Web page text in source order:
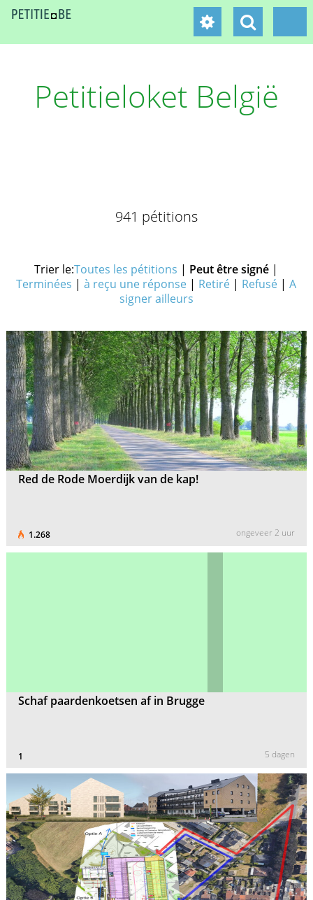
Petitieloket België
941 pétitions
Trier le:Toutes les pétitions | Peut être signé |
Terminées |à reçu une réponse | Retiré | Refusé |A
signer ailleurs
Red de Rode Moerdijk van de kap!
1.268 ongeveer 2 uur
Schaf paardenkoetsen af in Brugge
1 5 dagen